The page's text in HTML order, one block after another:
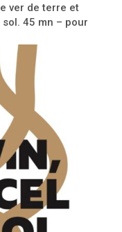
ver de terre et
45 mn – pour